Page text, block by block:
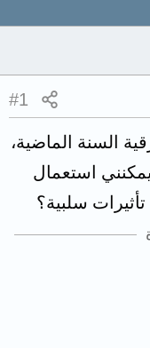
#1
السنة الماضية،
استعمال
سلبية؟